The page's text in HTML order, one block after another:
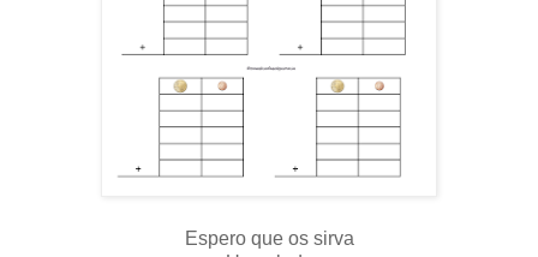
Espero que os sirva